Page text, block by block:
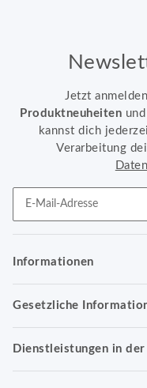
Jetzt
Produktneuheiten und
kannst dich
Verarbeitung
Informationen
Gesetzliche
Dienstleistungen in